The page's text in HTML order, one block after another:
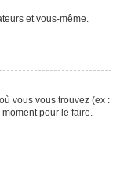
et vous-même.
vous vous trouvez (ex :
moment pour le faire.